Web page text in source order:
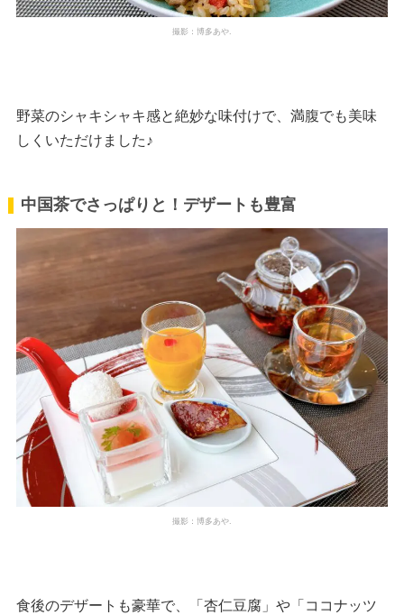
撮影：博多あや.
野菜のシャキシャキ感と絶妙な味付けで、満腹でも美味
しくいただけました♪
中国茶でさっぱりと！デザートも豊富
撮影：博多あや.
食後のデザートも豪華で、「杏仁豆腐」や「ココナッツ